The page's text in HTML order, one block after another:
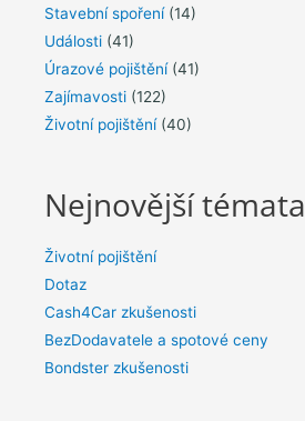
Stavební spoření(14)
Události (41)
Úrazové pojištění(41)
Zajímavosti (122)
Životní pojištění(40)
Nejnovější témata
Životní pojištění
Dotaz
Cash4Car zkušenosti
BezDodavatele a spotové ceny
Bondster zkušenosti